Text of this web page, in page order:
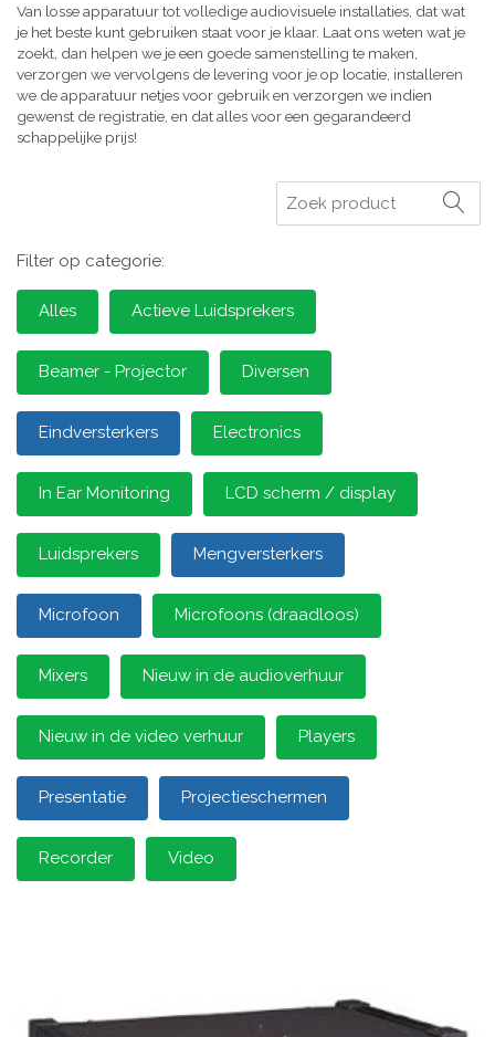
Van losse apparatuur tot volledige audiovisuele installaties, dat wat
je het beste kunt gebruiken staat voor je klaar. Laat ons weten wat je
zoekt, dan helpen we je een goede samenstelling te maken,
verzorgen we vervolgens de levering voor je op locatie, installeren
we de apparatuur netjes voor gebruik en verzorgen we indien
gewenst de registratie, en dat alles voor een gegarandeerd
schappelijke prijs!
Zoeken
Filter op categorie:
Alles Actieve Luidsprekers
Beamer - Projector Diversen
Eindversterkers Electronics
In Ear Monitoring LCD scherm / display
Luidsprekers Mengversterkers
Microfoon Microfoons (draadloos)
Mixers Nieuw in de audioverhuur
Nieuw in de video verhuur Players
Presentatie Projectieschermen
Recorder Video